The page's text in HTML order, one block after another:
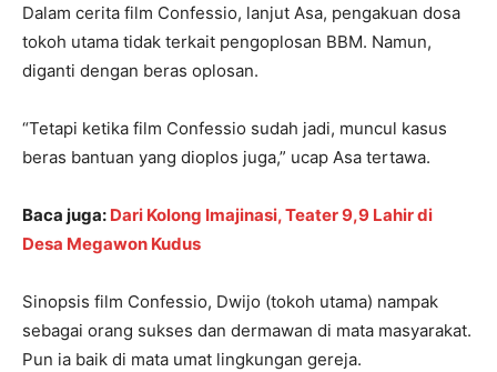
Dalam cerita film Confessio, lanjut Asa, pengakuan dosa
tokoh utama tidak terkait pengoplosan BBM. Namun,
diganti dengan beras oplosan.
“Tetapi ketika film Confessio sudah jadi, muncul kasus
beras bantuan yang dioplos juga,” ucap Asa tertawa.
Baca juga: Dari Kolong Imajinasi, Teater 9,9 Lahir di
Desa Megawon Kudus
Sinopsis film Confessio, Dwijo (tokoh utama) nampak
sebagai orang sukses dan dermawan di mata masyarakat.
Pun ia baik di mata umat lingkungan gereja.